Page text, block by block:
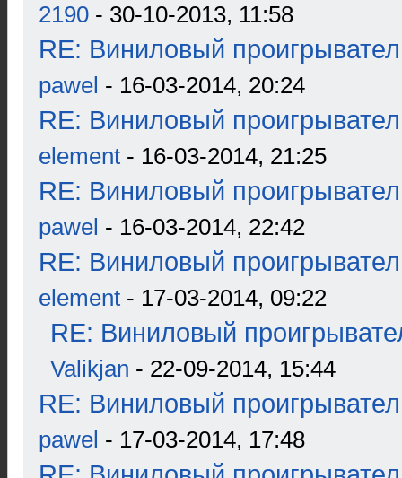
2190 - 30-10-2013, 11:58
RE: Виниловый
pawel - 16-03-2014, 20:24
RE: Виниловый
element - 16-03-2014, 21:25
RE: Виниловый
pawel - 16-03-2014, 22:42
RE: Виниловый
element - 17-03-2014, 09:22
RE: Виниловый
Valikjan - 22-09-2014, 15:44
RE: Виниловый
pawel - 17-03-2014, 17:48